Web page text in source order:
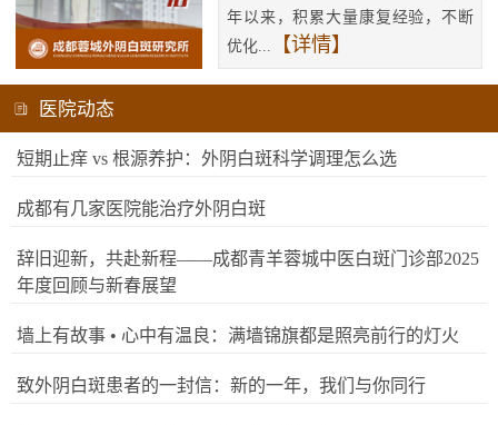
年以来，积累大量康复经验，不断
优化...
【详情】
医院动态
短期止痒 vs 根源养护：外阴白斑科学调理怎么选
成都有几家医院能治疗外阴白斑
辞旧迎新，共赴新程——成都青羊蓉城中医白斑门诊部2025
年度回顾与新春展望
墙上有故事 • 心中有温良：满墙锦旗都是照亮前行的灯火
致外阴白斑患者的一封信：新的一年，我们与你同行